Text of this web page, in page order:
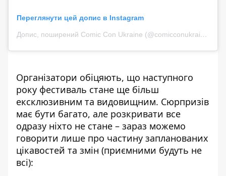
Переглянути цей допис в Instagram
Допис, поширений Comic Con Ukraine (@comicconukraine)
Організатори обіцяють, що наступного
року фестиваль стане ще більш
ексклюзивним та видовищним. Сюрпризів
має бути багато, але розкривати все
одразу ніхто не стане – зараз можемо
говорити лише про частину запланованих
цікавостей та змін (приємними будуть не
всі):